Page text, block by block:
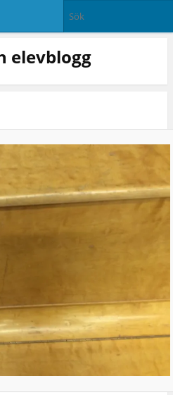
elevblogg